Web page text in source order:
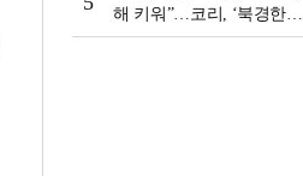
해 키워”…코리, ‘북경한미
미수채권 논란’ 정면 반박